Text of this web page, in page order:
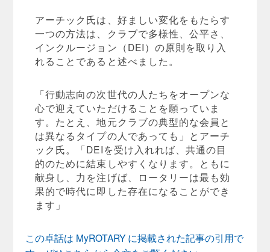
アーチック氏は、好ましい変化をもたらす
一つの方法は、クラブで多様性、公平さ、
インクルージョン（DEI）の原則を取り入
れることであると述べました。
「行動志向の次世代の人たちをオープンな
心で迎えていただけることを願っていま
す。たとえ、地元クラブの典型的な会員と
は異なるタイプの人であっても」とアーチ
ック氏。「DEIを受け入れれば、共通の目
的のために結束しやすくなります。ともに
献身し、力を注げば、ロータリーは最も効
果的で時代に即した存在になることができ
ます」
この卓話は MyROTARY に掲載された記事の引用で